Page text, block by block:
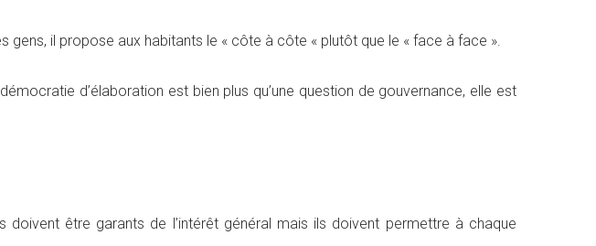
gens, il propose aux habitants le « côte à côte « plutôt que le « face à face ».
d’élaboration est bien plus qu’une question de gouvernance, elle est
être garants de l’intérêt général mais ils doivent permettre à chaque